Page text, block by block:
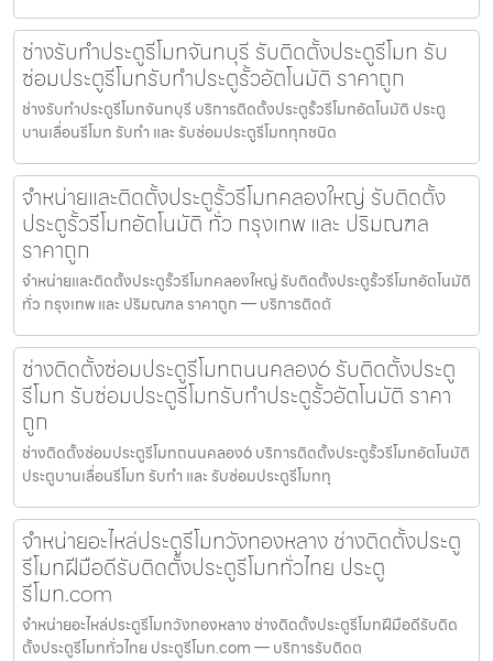
ช่างรับทำประตูรีโมทจันทบุรี รับติดตั้งประตูรีโมท รับ
ซ่อมประตูรีโมทรับทำประตูรั้วอัตโนมัติ ราคาถูก
ช่างรับทำประตูรีโมทจันทบุรี บริการติดตั้งประตูรั้วรีโมทอัตโนมัติ ประตู
บานเลื่อนรีโมท รับทำ และ รับซ่อมประตูรีโมททุกชนิด
จำหน่ายและติดตั้งประตูรั้วรีโมทคลองใหญ่ รับติดตั้ง
ประตูรั้วรีโมทอัตโนมัติ ทั่ว กรุงเทพ และ ปริมณฑล
ราคาถูก
จำหน่ายและติดตั้งประตูรั้วรีโมทคลองใหญ่ รับติดตั้งประตูรั้วรีโมทอัตโนมัติ
ทั่ว กรุงเทพ และ ปริมณฑล ราคาถูก — บริการติดตั
ช่างติดตั้งซ่อมประตูรีโมทถนนคลอง6 รับติดตั้งประตู
รีโมท รับซ่อมประตูรีโมทรับทำประตูรั้วอัตโนมัติ ราคา
ถูก
ช่างติดตั้งซ่อมประตูรีโมทถนนคลอง6 บริการติดตั้งประตูรั้วรีโมทอัตโนมัติ
ประตูบานเลื่อนรีโมท รับทำ และ รับซ่อมประตูรีโมททุ
จำหน่ายอะไหล่ประตูรีโมทวังทองหลาง ช่างติดตั้งประตู
รีโมทฝีมือดีรับติดตั้งประตูรีโมททั่วไทย ประตู
รีโมท.com
จำหน่ายอะไหล่ประตูรีโมทวังทองหลาง ช่างติดตั้งประตูรีโมทฝีมือดีรับติด
ตั้งประตูรีโมททั่วไทย ประตูรีโมท.com — บริการรับติดต